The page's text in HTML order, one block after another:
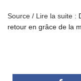
Source / Lire la suite :
retour en grâce de la